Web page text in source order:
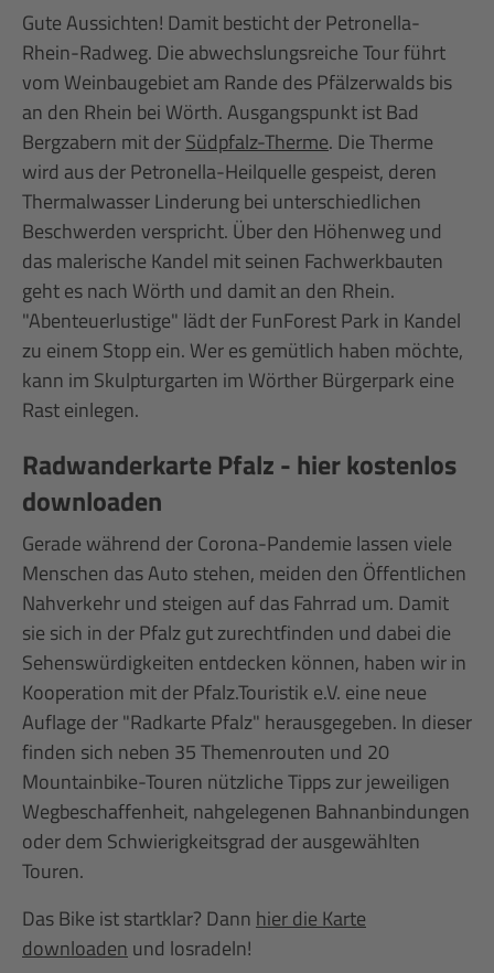
Gute Aussichten! Damit besticht der Petronella-
Rhein-Radweg. Die abwechslungsreiche Tour führt
vom Weinbaugebiet am Rande des Pfälzerwalds bis
an den Rhein bei Wörth. Ausgangspunkt ist Bad
Bergzabern mit derSüdpfalz-Therme. Die Therme
wird aus der Petronella-Heilquelle gespeist, deren
Thermalwasser Linderung bei unterschiedlichen
Beschwerden verspricht. Über den Höhenweg und
das malerische Kandel mit seinen Fachwerkbauten
geht es nach Wörth und damit an den Rhein.
"Abenteuerlustige" lädt der FunForest Park in Kandel
zu einem Stopp ein. Wer es gemütlich haben möchte,
kann im Skulpturgarten im Wörther Bürgerpark eine
Rast einlegen.
Radwanderkarte Pfalz - hier kostenlos
downloaden
Gerade während der Corona-Pandemie lassen viele
Menschen das Auto stehen, meiden den Öffentlichen
Nahverkehr und steigen auf das Fahrrad um. Damit
sie sich in der Pfalz gut zurechtfinden und dabei die
Sehenswürdigkeiten entdecken können, haben wir in
Kooperation mit der Pfalz.Touristik e.V. eine neue
Auflage der "Radkarte Pfalz" herausgegeben. In dieser
finden sich neben 35 Themenrouten und 20
Mountainbike-Touren nützliche Tipps zur jeweiligen
Wegbeschaffenheit, nahgelegenen Bahnanbindungen
oder dem Schwierigkeitsgrad der ausgewählten
Touren.
Das Bike ist startklar? Dann hier die Karte
downloaden und losradeln!